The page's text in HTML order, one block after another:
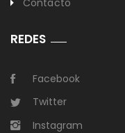
REDES
Facebook
Twitter
Instagram